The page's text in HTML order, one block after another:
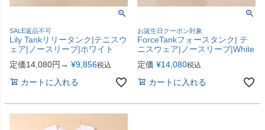
SALE返品不可
Lily Tankリリータンク|テニスウ
ェア|ノースリーブ|ホワイト
定価14,080円→ ¥9,856税込
カートに入れる
お誕生日クーポン対象
ForceTankフォースタンク| テ
ニスウェア|ノースリーブ|White
定価 ¥14,080税込
カートに入れる